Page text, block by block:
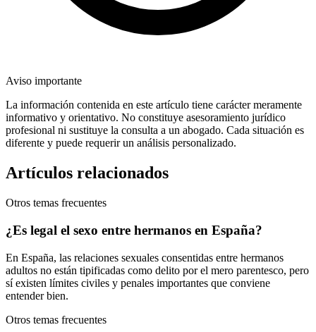
Aviso importante
La información contenida en este artículo tiene carácter meramente
informativo y orientativo. No constituye asesoramiento jurídico
profesional ni sustituye la consulta a un abogado. Cada situación es
diferente y puede requerir un análisis personalizado.
Artículos relacionados
Otros temas frecuentes
¿Es legal el sexo entre hermanos en España?
En España, las relaciones sexuales consentidas entre hermanos
adultos no están tipificadas como delito por el mero parentesco, pero
sí existen límites civiles y penales importantes que conviene
entender bien.
Otros temas frecuentes